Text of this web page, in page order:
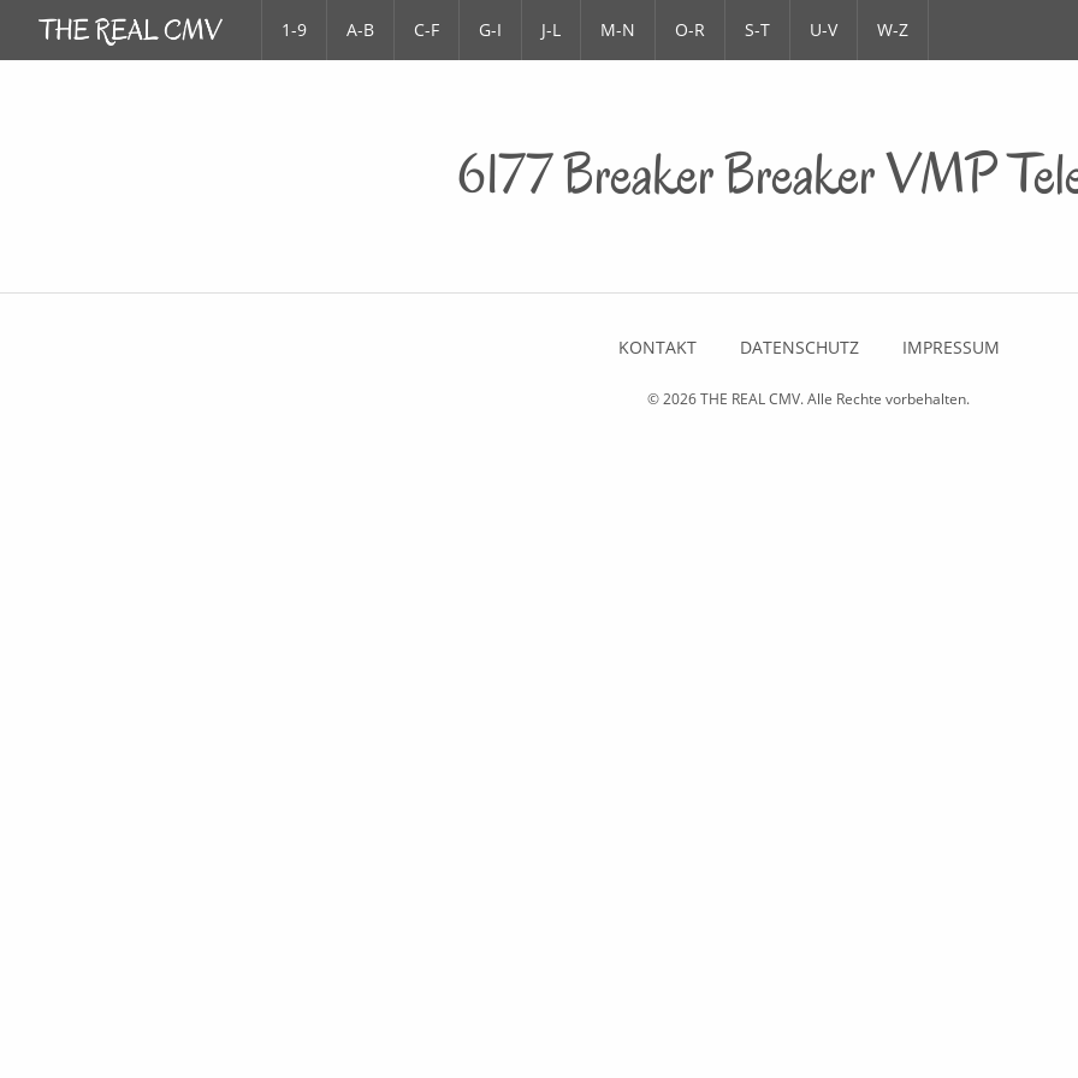
1-9 A-B C-F G-I J-L M-N O-R S-T U-V W-Z
6177 Breaker Breaker VMP
KONTAKT DATENSCHUTZ IMPRESSUM
© 2026THE REAL CMV. Alle Rechte vorbehalten.